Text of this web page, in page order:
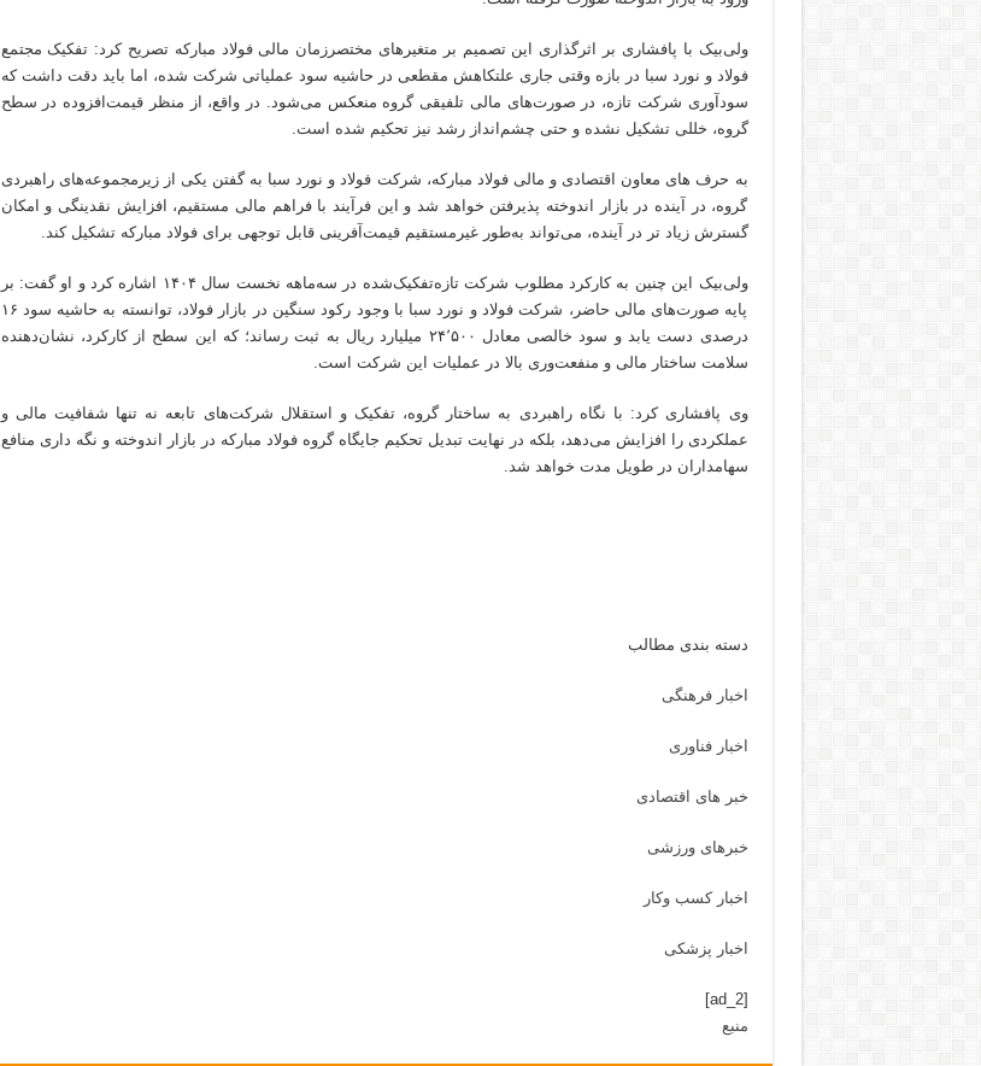
ولی‌بیک با پافشاری بر اثرگذاری این تصمیم بر متغیرهای مختصر‌زمان مالی فولاد مبارکه تصریح کرد: تفکیک مجتمع
فولاد و نورد سبا در بازه وقتی جاری علتکاهش مقطعی در حاشیه سود عملیاتی شرکت شده، اما باید دقت داشت که
سودآوری شرکت تازه، در صورت‌های مالی تلفیقی گروه منعکس می‌شود. در واقع، از منظر قیمت‌افزوده در سطح
گروه، خللی تشکیل نشده و حتی چشم‌انداز رشد نیز تحکیم شده است.
به حرف های معاون اقتصادی و مالی فولاد مبارکه، شرکت فولاد و نورد سبا به گفتن یکی از زیرمجموعه‌های راهبردی
گروه، در آینده در بازار اندوخته پذیرفتن خواهد شد و این فرآیند با فراهم مالی مستقیم، افزایش نقدینگی و امکان
گسترش زیاد تر در آینده، می‌تواند به‌طور غیرمستقیم قیمت‌آفرینی قابل توجهی برای فولاد مبارکه تشکیل کند.
ولی‌بیک این چنین به کارکرد مطلوب شرکت تازه‌تفکیک‌شده در سه‌ماهه نخست سال ۱۴۰۴ اشاره کرد و او گفت: بر
پایه صورت‌های مالی حاضر، شرکت فولاد و نورد سبا با وجود رکود سنگین در بازار فولاد، توانسته به حاشیه سود ۱۶
درصدی دست یابد و سود خالصی معادل ۲۴٬۵۰۰ میلیارد ریال به ثبت رساند؛ که این سطح از کارکرد، نشان‌دهنده
سلامت ساختار مالی و منفعت‌وری بالا در عملیات این شرکت است.
وی پافشاری کرد: با نگاه راهبردی به ساختار گروه، تفکیک و استقلال شرکت‌های تابعه نه تنها شفافیت مالی و
عملکردی را افزایش می‌دهد، بلکه در نهایت تبدیل تحکیم جایگاه گروه فولاد مبارکه در بازار اندوخته و نگه داری منافع
سهامداران در طویل مدت خواهد شد.
دسته بندی مطالب
اخبار فرهنگی
اخبار فناوری
خبر های اقتصادی
خبرهای ورزشی
اخبار کسب وکار
اخبار پزشکی
[ad_2]
منبع